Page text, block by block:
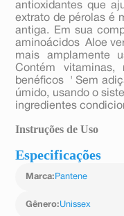
antioxidantes que
extrato de pérolas é
antiga. Em sua
aminoácidos  Aloe
mais amplamente
Contém vitaminas,
benéficos  ' Sem
úmido, usando o
ingredientes
Instruções de Uso
Aplique
Especificações
Marca: Pantene
Gênero:Unissex